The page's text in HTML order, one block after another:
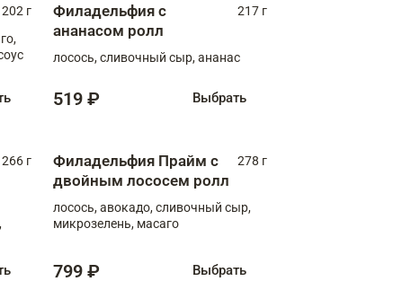
202 г
Филадельфия с
ананасом ролл
217 г
лосось, сливочный сыр, ананас
519 ₽ Выбрать
266 г
Филадельфия Прайм с
двойным лососем ролл
278 г
лосось, авокадо, сливочный сыр,
микрозелень, масаго
799 ₽ Выбрать